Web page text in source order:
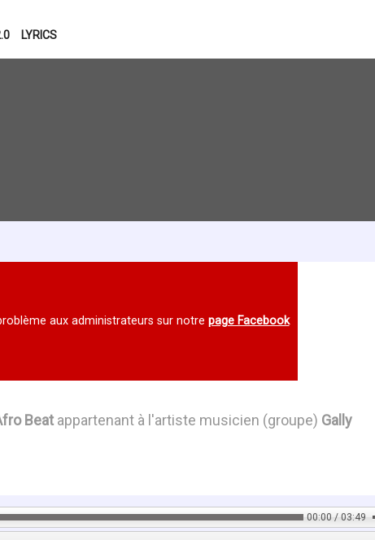
LYRICS
aux administrateurs sur notre page Facebook
Beatappartenant à l'artiste musicien (groupe) Gally
00:00 / 03:49